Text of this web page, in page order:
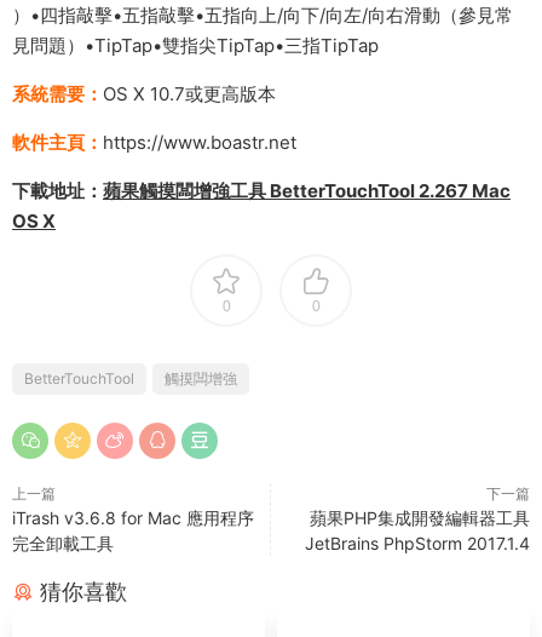
）•四指敲擊•五指敲擊•五指向上/向下/向左/向右滑動（參見常
見問題）•TipTap•雙指尖TipTap•三指TipTap
系統需要： OS X 10.7或更高版本
軟件主頁： https://www.boastr.net
下載地址： 蘋果觸摸闆增強工具 BetterTouchTool 2.267 Mac
OS X
0 0
BetterTouchTool 觸摸闆增強
上一篇
iTrash v3.6.8 for Mac 應用程序
完全卸載工具
下一篇
蘋果PHP集成開發編輯器工具
JetBrains PhpStorm 2017.1.4
猜你喜歡